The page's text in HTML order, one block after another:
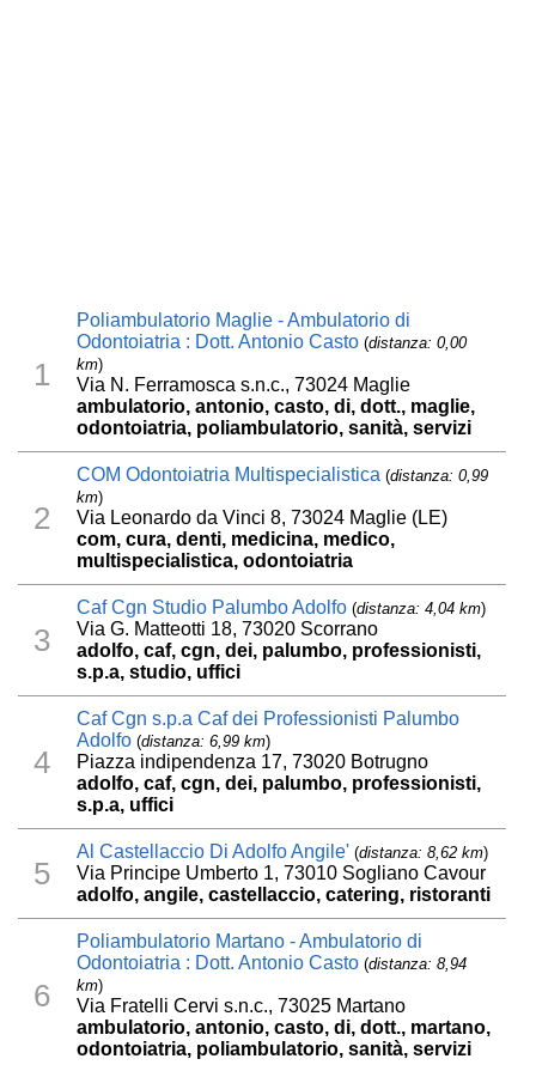
1
Poliambulatorio Maglie - Ambulatorio di
Odontoiatria : Dott. Antonio Casto (distanza: 0,00
km)
Via N. Ferramosca s.n.c., 73024 Maglie
ambulatorio, antonio, casto, di, dott., maglie,
odontoiatria, poliambulatorio, sanità, servizi
2
COM Odontoiatria Multispecialistica (distanza: 0,99
km)
Via Leonardo da Vinci 8, 73024 Maglie (LE)
com, cura, denti, medicina, medico,
multispecialistica, odontoiatria
3
Caf Cgn Studio Palumbo Adolfo (distanza: 4,04 km)
Via G. Matteotti 18, 73020 Scorrano
adolfo, caf, cgn, dei, palumbo, professionisti,
s.p.a, studio, uffici
4
Caf Cgn s.p.a Caf dei Professionisti Palumbo
Adolfo (distanza: 6,99 km)
Piazza indipendenza 17, 73020 Botrugno
adolfo, caf, cgn, dei, palumbo, professionisti,
s.p.a, uffici
5
Al Castellaccio Di Adolfo Angile' (distanza: 8,62 km)
Via Principe Umberto 1, 73010 Sogliano Cavour
adolfo, angile, castellaccio, catering, ristoranti
6
Poliambulatorio Martano - Ambulatorio di
Odontoiatria : Dott. Antonio Casto (distanza: 8,94
km)
Via Fratelli Cervi s.n.c., 73025 Martano
ambulatorio, antonio, casto, di, dott., martano,
odontoiatria, poliambulatorio, sanità, servizi